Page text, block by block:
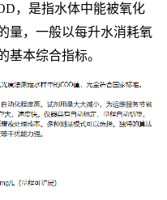
，是指水体中能被氧化
量，一般以每升水消耗氧
基本综合指标。